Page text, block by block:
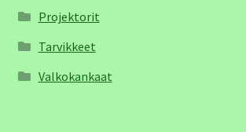
Projektorit
Tarvikkeet
Valkokankaat